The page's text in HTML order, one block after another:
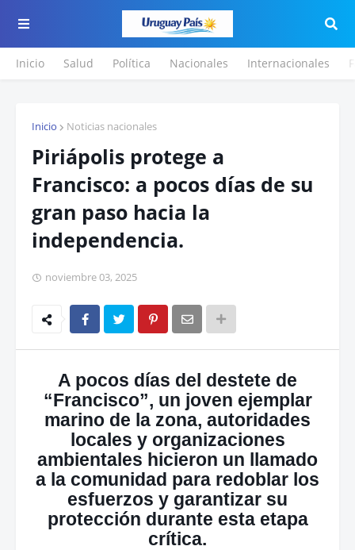
Inicio Salud Política Nacionales Internacionales
Inicio Noticias nacionales
Piriápolis protege a
Francisco: a pocos días de su
gran paso hacia la
independencia.
noviembre 03, 2025
A pocos días del destete de
“Francisco”, un joven ejemplar
marino de la zona, autoridades
locales y organizaciones
ambientales hicieron un llamado
a la comunidad para redoblar los
esfuerzos y garantizar su
protección durante esta etapa
crítica.